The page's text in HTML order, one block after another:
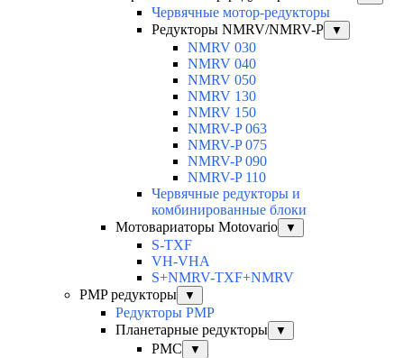
Червячные мотор-редукторы
Редукторы NMRV/NMRV-P
▼
NMRV 030
NMRV 040
NMRV 050
NMRV 130
NMRV 150
NMRV-P 063
NMRV-P 075
NMRV-P 090
NMRV-P 110
Червячные редукторы и
комбинированные блоки
Мотовариаторы Motovario
▼
S-TXF
VH-VHA
S+NMRV-TXF+NMRV
PMP редукторы
▼
Редукторы PMP
Планетарные редукторы
▼
PMC ▼